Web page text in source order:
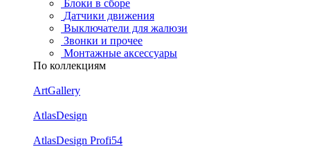
Блоки в сборе
Датчики движения
Выключатели для жалюзи
Звонки и прочее
Монтажные аксессуары
По коллекциям
ArtGallery
AtlasDesign
AtlasDesign Profi54